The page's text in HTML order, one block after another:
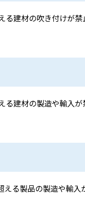
る建材の吹き付けが禁
る建材の製造や輸入が
える製品の製造や輸入